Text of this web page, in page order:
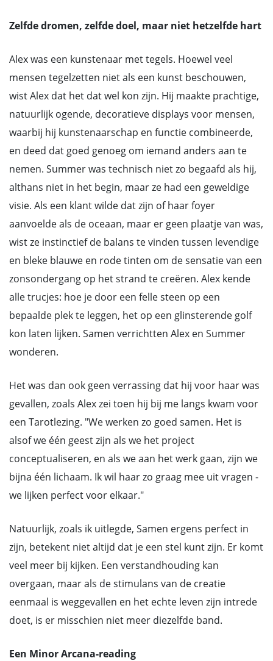
Zelfde dromen, zelfde doel, maar niet hetzelfde hart
Alex was een kunstenaar met tegels. Hoewel veel
mensen tegelzetten niet als een kunst beschouwen,
wist Alex dat het dat wel kon zijn. Hij maakte prachtige,
natuurlijk ogende, decoratieve displays voor mensen,
waarbij hij kunstenaarschap en functie combineerde,
en deed dat goed genoeg om iemand anders aan te
nemen. Summer was technisch niet zo begaafd als hij,
althans niet in het begin, maar ze had een geweldige
visie. Als een klant wilde dat zijn of haar foyer
aanvoelde als de oceaan, maar er geen plaatje van was,
wist ze instinctief de balans te vinden tussen levendige
en bleke blauwe en rode tinten om de sensatie van een
zonsondergang op het strand te creëren. Alex kende
alle trucjes: hoe je door een felle steen op een
bepaalde plek te leggen, het op een glinsterende golf
kon laten lijken. Samen verrichtten Alex en Summer
wonderen.
Het was dan ook geen verrassing dat hij voor haar was
gevallen, zoals Alex zei toen hij bij me langs kwam voor
een Tarotlezing. "We werken zo goed samen. Het is
alsof we één geest zijn als we het project
conceptualiseren, en als we aan het werk gaan, zijn we
bijna één lichaam. Ik wil haar zo graag mee uit vragen -
we lijken perfect voor elkaar."
Natuurlijk, zoals ik uitlegde, Samen ergens perfect in
zijn, betekent niet altijd dat je een stel kunt zijn. Er komt
veel meer bij kijken. Een verstandhouding kan
overgaan, maar als de stimulans van de creatie
eenmaal is weggevallen en het echte leven zijn intrede
doet, is er misschien niet meer diezelfde band.
Een Minor Arcana-reading